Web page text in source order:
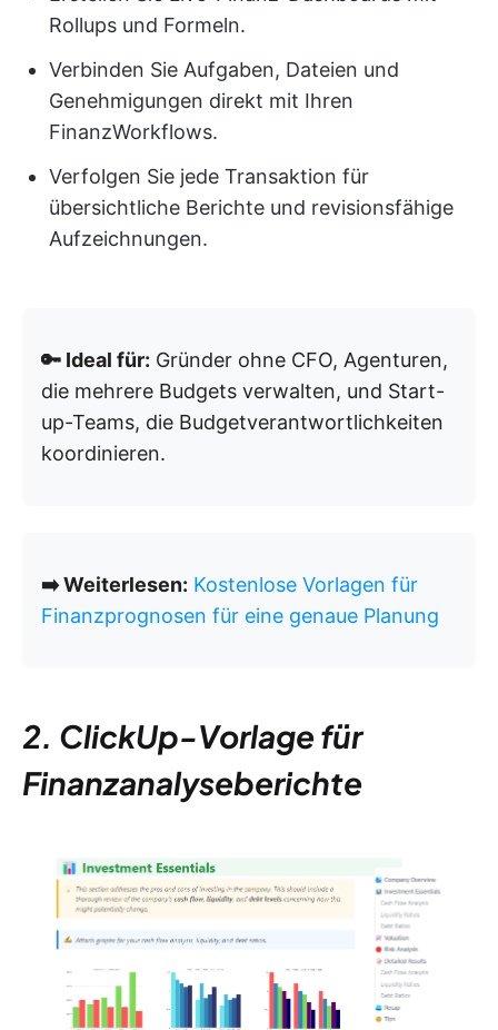
Rollups und Formeln.
Verbinden Sie Aufgaben, Dateien und
Genehmigungen direkt mit Ihren
FinanzWorkflows.
Verfolgen Sie jede Transaktion für
übersichtliche Berichte und revisionsfähige
Aufzeichnungen.
🔑 Ideal für: Gründer ohne CFO, Agenturen,
die mehrere Budgets verwalten, und Start-
up-Teams, die Budgetverantwortlichkeiten
koordinieren.
➡️ Weiterlesen: Kostenlose Vorlagen für
Finanzprognosen für eine genaue Planung
2. ClickUp-Vorlage für
Finanzanalyseberichte